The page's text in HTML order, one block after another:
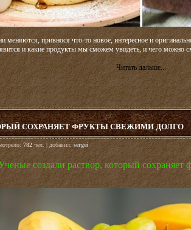
привнося что-то новое, интересное и
и какие продукты мы сможем увидеть, и чего можно
Читать дальше...
СОХРАНЯЕТ ФРУКТЫ СВЕЖИМИ ДОЛГО
782 чел. | добавил:sergei
создали раствор, который